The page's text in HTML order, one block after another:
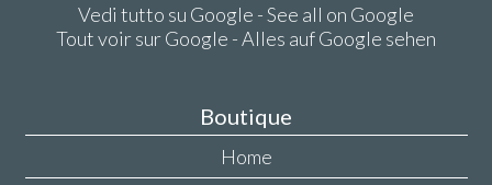
Vedi tutto su Google - See all on Google
Tout voir sur Google - Alles auf Google sehen
Boutique
Home